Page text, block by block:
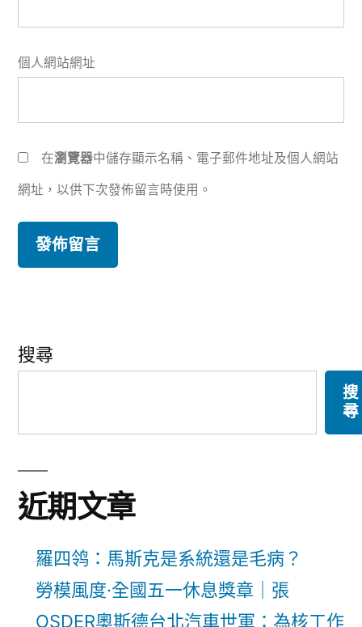
個人網站網址
在瀏覽器中儲存顯示名稱、電子郵件地址及個人網站
網址，以供下次發佈留言時使用。
搜尋
搜
尋
近期文章
羅四鸰：馬斯克是系統還是毛病？
勞模風度·全國五一休息獎章｜張
OSDER奧斯德台北汽車世軍：為核工作